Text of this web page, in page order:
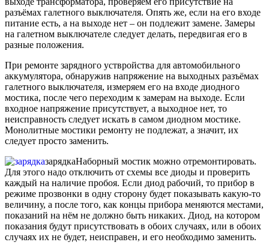
разъёмах галетного выключателя. Опять же, если на его входе
питание есть, а на выходе нет – он подлежит замене. Замеры
на галетном выключателе следует делать, передвигая его в
разные положения.
При ремонте зарядного уствройства для автомобильного
аккумулятора, обнаружив напряжение на выходных разъёмах
галетного выключателя, измеряем его на входе диодного
мостика, после чего переходим к замерам на выходе. Если
входное напряжение присутствует, а выходное нет, то
неисправность следует искать в самом диодном мостике.
Монолитные мостики ремонту не подлежат, а значит, их
следует просто заменить.
зарядкаНаборный мостик можно отремонтировать.
Для этого надо отключить от схемы все диоды и проверить
каждый на наличие пробоя. Если диод рабочий, то прибор в
режиме прозвонки в одну сторону будет показывать какую-то
величину, а после того, как концы прибора меняются местами,
показаний на нём не должно быть никаких. Диод, на котором
показания будут присутствовать в обоих случаях, или в обоих
случаях их не будет, неисправен, и его необходимо заменить.